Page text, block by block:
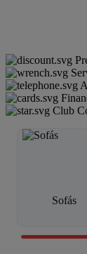
Club
Sofás